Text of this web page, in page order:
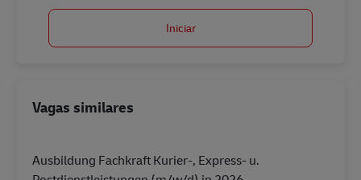
Iniciar
Vagas similares
Ausbildung Fachkraft Kurier-, Express- u.